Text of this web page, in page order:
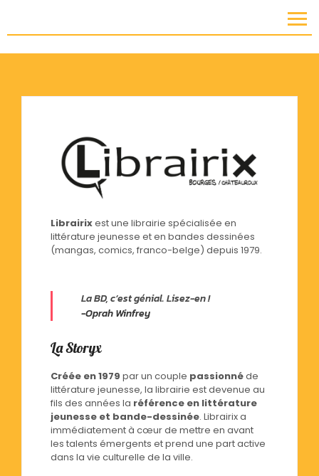
Librairixest une librairie spécialisée en
littérature jeunesse et en bandes dessinées
(mangas, comics, franco-belge) depuis 1979.
La BD, c’est génial. Lisez-en !
-Oprah Winfrey
La Storyx
Créée en 1979 par un couple passionnéde
littérature jeunesse, la librairie est devenue au
fils des années la référence en littérature
jeunesse et bande-dessinée. Librairix a
immédiatement à cœur de mettre en avant
les talents émergents et prend une part active
dans la vie culturelle de la ville.